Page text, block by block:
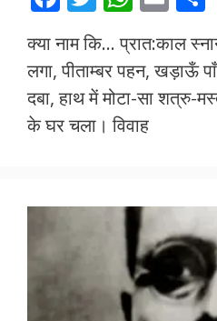
ac
e
b
o
o
itt
er
at
s
A
p
ai
l
क्या नाम कि… प्रात:काल
लगा, पीताम्बर पहन, खड़ाऊँ
दबा, हाथ में मोटा-सा
के घर चला। विवाह